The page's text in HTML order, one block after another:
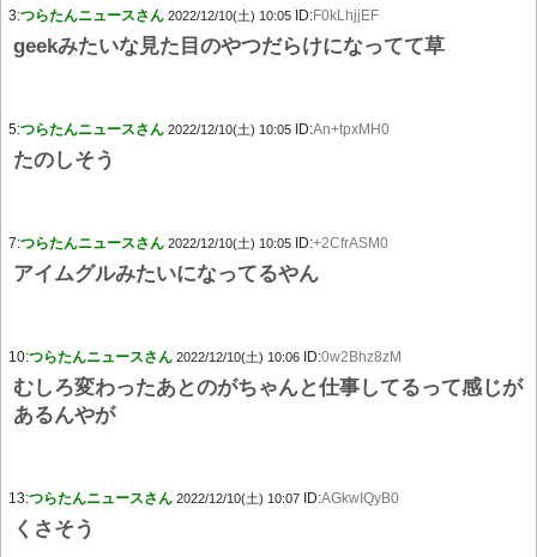
3:つらたんニュースさん 2022/12/10(土) 10:05 ID:F0kLhjjEF
geekみたいな見た目のやつだらけになってて草
5:つらたんニュースさん 2022/12/10(土) 10:05 ID:An+tpxMH0
たのしそう
7:つらたんニュースさん 2022/12/10(土) 10:05 ID:+2CfrASM0
アイムグルみたいになってるやん
10:つらたんニュースさん 2022/12/10(土) 10:06 ID:0w2Bhz8zM
むしろ変わったあとのがちゃんと仕事してるって感じが
あるんやが
13:つらたんニュースさん 2022/12/10(土) 10:07 ID:AGkwIQyB0
くさそう